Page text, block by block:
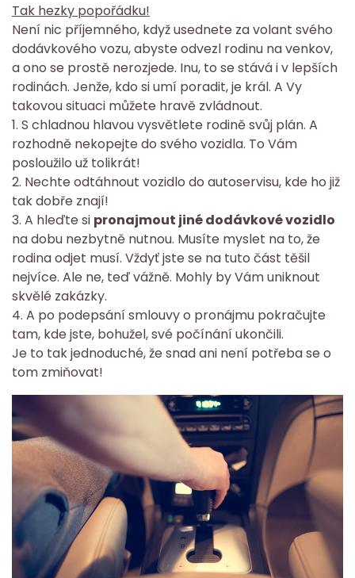
Tak hezky popořádku!
Není nic příjemného, když usednete za volant svého
dodávkového vozu, abyste odvezl rodinu na venkov,
a ono se prostě nerozjede. Inu, to se stává i v lepších
rodinách. Jenže, kdo si umí poradit, je král. A Vy
takovou situaci můžete hravě zvládnout.
1. S chladnou hlavou vysvětlete rodině svůj plán. A
rozhodně nekopejte do svého vozidla. To Vám
posloužilo už tolikrát!
2. Nechte odtáhnout vozidlo do autoservisu, kde ho již
tak dobře znají!
3. A hleďte si pronajmout jiné dodávkové vozidlo
na dobu nezbytně nutnou. Musíte myslet na to, že
rodina odjet musí. Vždyť jste se na tuto část těšil
nejvíce. Ale ne, teď vážně. Mohly by Vám uniknout
skvělé zakázky.
4. A po podepsání smlouvy o pronájmu pokračujte
tam, kde jste, bohužel, své počínání ukončili.
Je to tak jednoduché, že snad ani není potřeba se o
tom zmiňovat!